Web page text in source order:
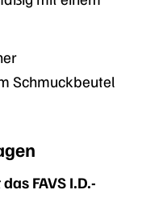
Schmuckbeutel
FAVS I.D.-